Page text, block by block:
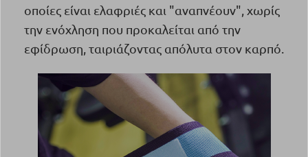
οποίες είναι ελαφριές και "αναπνέουν", χωρίς
την ενόχληση που προκαλείται από την
εφίδρωση, ταιριάζοντας απόλυτα στον καρπό.